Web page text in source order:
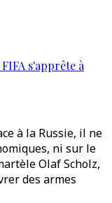
s'apprête à
à la Russie, il ne
ni sur le
Olaf Scholz,
des armes